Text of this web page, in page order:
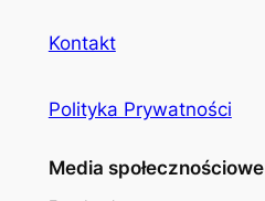
Kontakt
Polityka Prywatności
Media społecznościowe